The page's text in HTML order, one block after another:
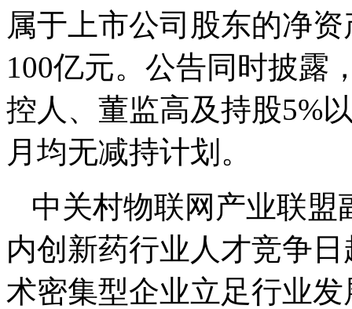
属于上市公司股东的净
100亿元。公告同时披露
控人、董监高及持股5%
月均无减持计划。
中关村物联网产业联盟
内创新药行业人才竞争
术密集型企业立足行业